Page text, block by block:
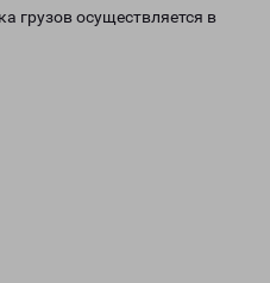
грузов осуществляется в